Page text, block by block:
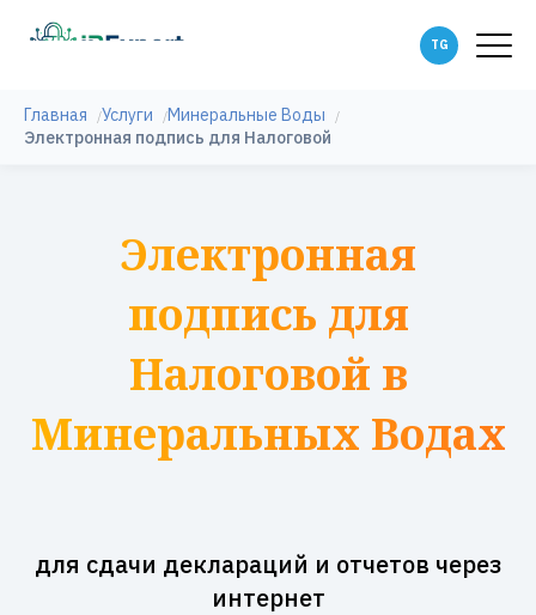
Главная Услуги
Минеральные Воды
Электронная подпись для Налоговой
Электронная
подпись для
Налоговой в
Минеральных Водах
для сдачи деклараций и отчетов через
интернет